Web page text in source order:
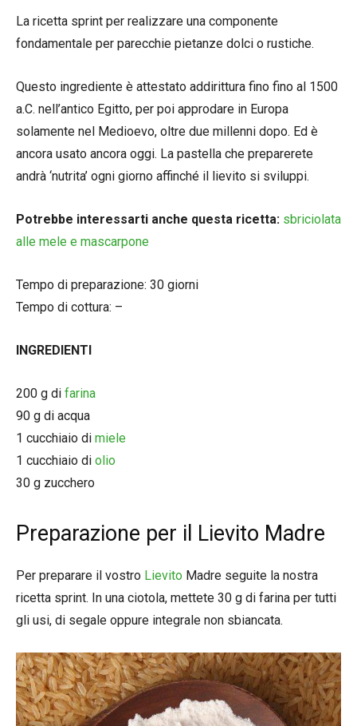
La ricetta sprint per realizzare una componente
fondamentale per parecchie pietanze dolci o rustiche.
Questo ingrediente è attestato addirittura fino fino al 1500
a.C. nell’antico Egitto, per poi approdare in Europa
solamente nel Medioevo, oltre due millenni dopo. Ed è
ancora usato ancora oggi. La pastella che preparerete
andrà ‘nutrita’ ogni giorno affinché il lievito si sviluppi.
Potrebbe interessarti anche questa ricetta: sbriciolata
alle mele e mascarpone
Tempo di preparazione: 30 giorni
Tempo di cottura: –
INGREDIENTI
200 g di farina
90 g di acqua
1 cucchiaio di miele
1 cucchiaio di olio
30 g zucchero
Preparazione per il Lievito Madre
Per preparare il vostro Lievito Madre seguite la nostra
ricetta sprint. In una ciotola, mettete 30 g di farina per tutti
gli usi, di segale oppure integrale non sbiancata.